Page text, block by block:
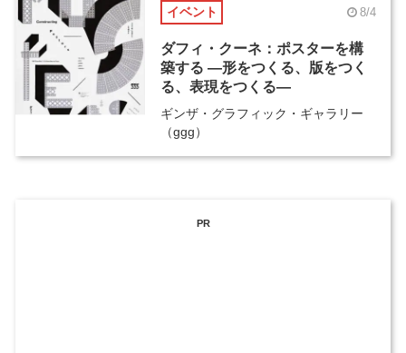
イベント 8/4
ダフィ・クーネ：ポスターを構
築する ―形をつくる、版をつく
る、表現をつくる―
ギンザ・グラフィック・ギャラリー
（ggg）
PR